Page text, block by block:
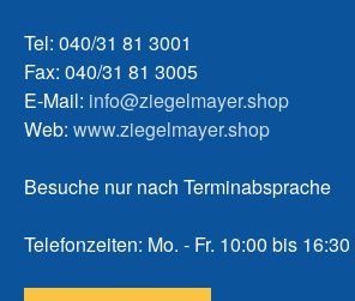
Tel: 040/31 81 3001
Fax: 040/31 81 3005
E-Mail: info@ziegelmayer.shop
Web: www.ziegelmayer.shop
Besuche nur nach Terminabsprache
Telefonzeiten: Mo. - Fr. 10:00 bis